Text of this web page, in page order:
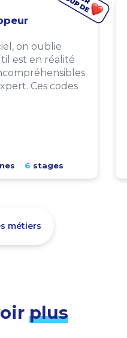
on oublie
est en réalité
Ces codes
6 stages
métiers
plus